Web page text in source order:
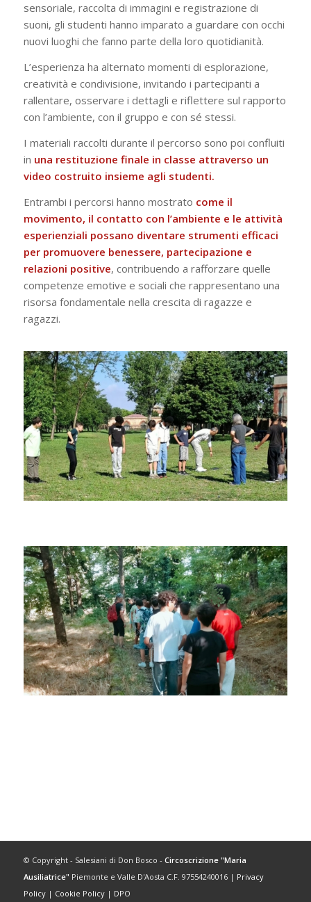
sensoriale, raccolta di immagini e registrazione di
suoni, gli studenti hanno imparato a guardare con occhi
nuovi luoghi che fanno parte della loro quotidianità.
L’esperienza ha alternato momenti di esplorazione,
creatività e condivisione, invitando i partecipanti a
rallentare, osservare i dettagli e riflettere sul rapporto
con l’ambiente, con il gruppo e con sé stessi.
I materiali raccolti durante il percorso sono poi confluiti
in una restituzione finale in classe attraverso un
video costruito insieme agli studenti.
Entrambi i percorsi hanno mostrato come il
movimento, il contatto con l’ambiente e le attività
esperienziali possano diventare strumenti efficaci
per promuovere benessere, partecipazione e
relazioni positive, contribuendo a rafforzare quelle
competenze emotive e sociali che rappresentano una
risorsa fondamentale nella crescita di ragazze e
ragazzi.
© Copyright - Salesiani di Don Bosco - Circoscrizione "Maria
Ausiliatrice" Piemonte e Valle D'Aosta C.F. 97554240016 | Privacy
Policy| Cookie Policy| DPO